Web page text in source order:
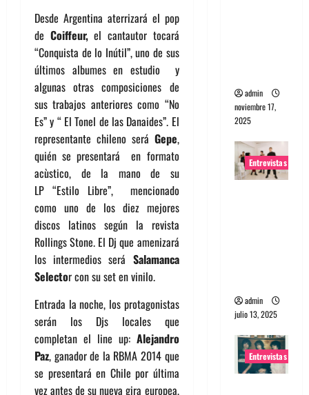
Desde Argentina aterrizará el pop
de Coiffeur,el cantautor tocará
“Conquista de lo Inútil”, uno de sus
últimos albumes en estudio y
algunas otras composiciones de
sus trabajos anteriores como “No
Es” y “ El Tonel de las Danaides”. El
representante chileno será Gepe,
quién se presentará en formato
acùstico, de la mano de su
LP “Estilo Libre”, mencionado
como uno de los diez mejores
discos latinos según la revista
Rollings Stone. El Dj que amenizará
los intermedios será Salamanca
Selector con su set en vinilo.
Entrada la noche, los protagonistas
serán los Djs locales que
completan el line up: Alejandro
Paz, ganador de la RBMA 2014 que
se presentará en Chile por última
vez antes de su nueva gira europea,
admin
noviembre 17,
2025
Entrevistas
admin
julio 13, 2025
Entrevistas